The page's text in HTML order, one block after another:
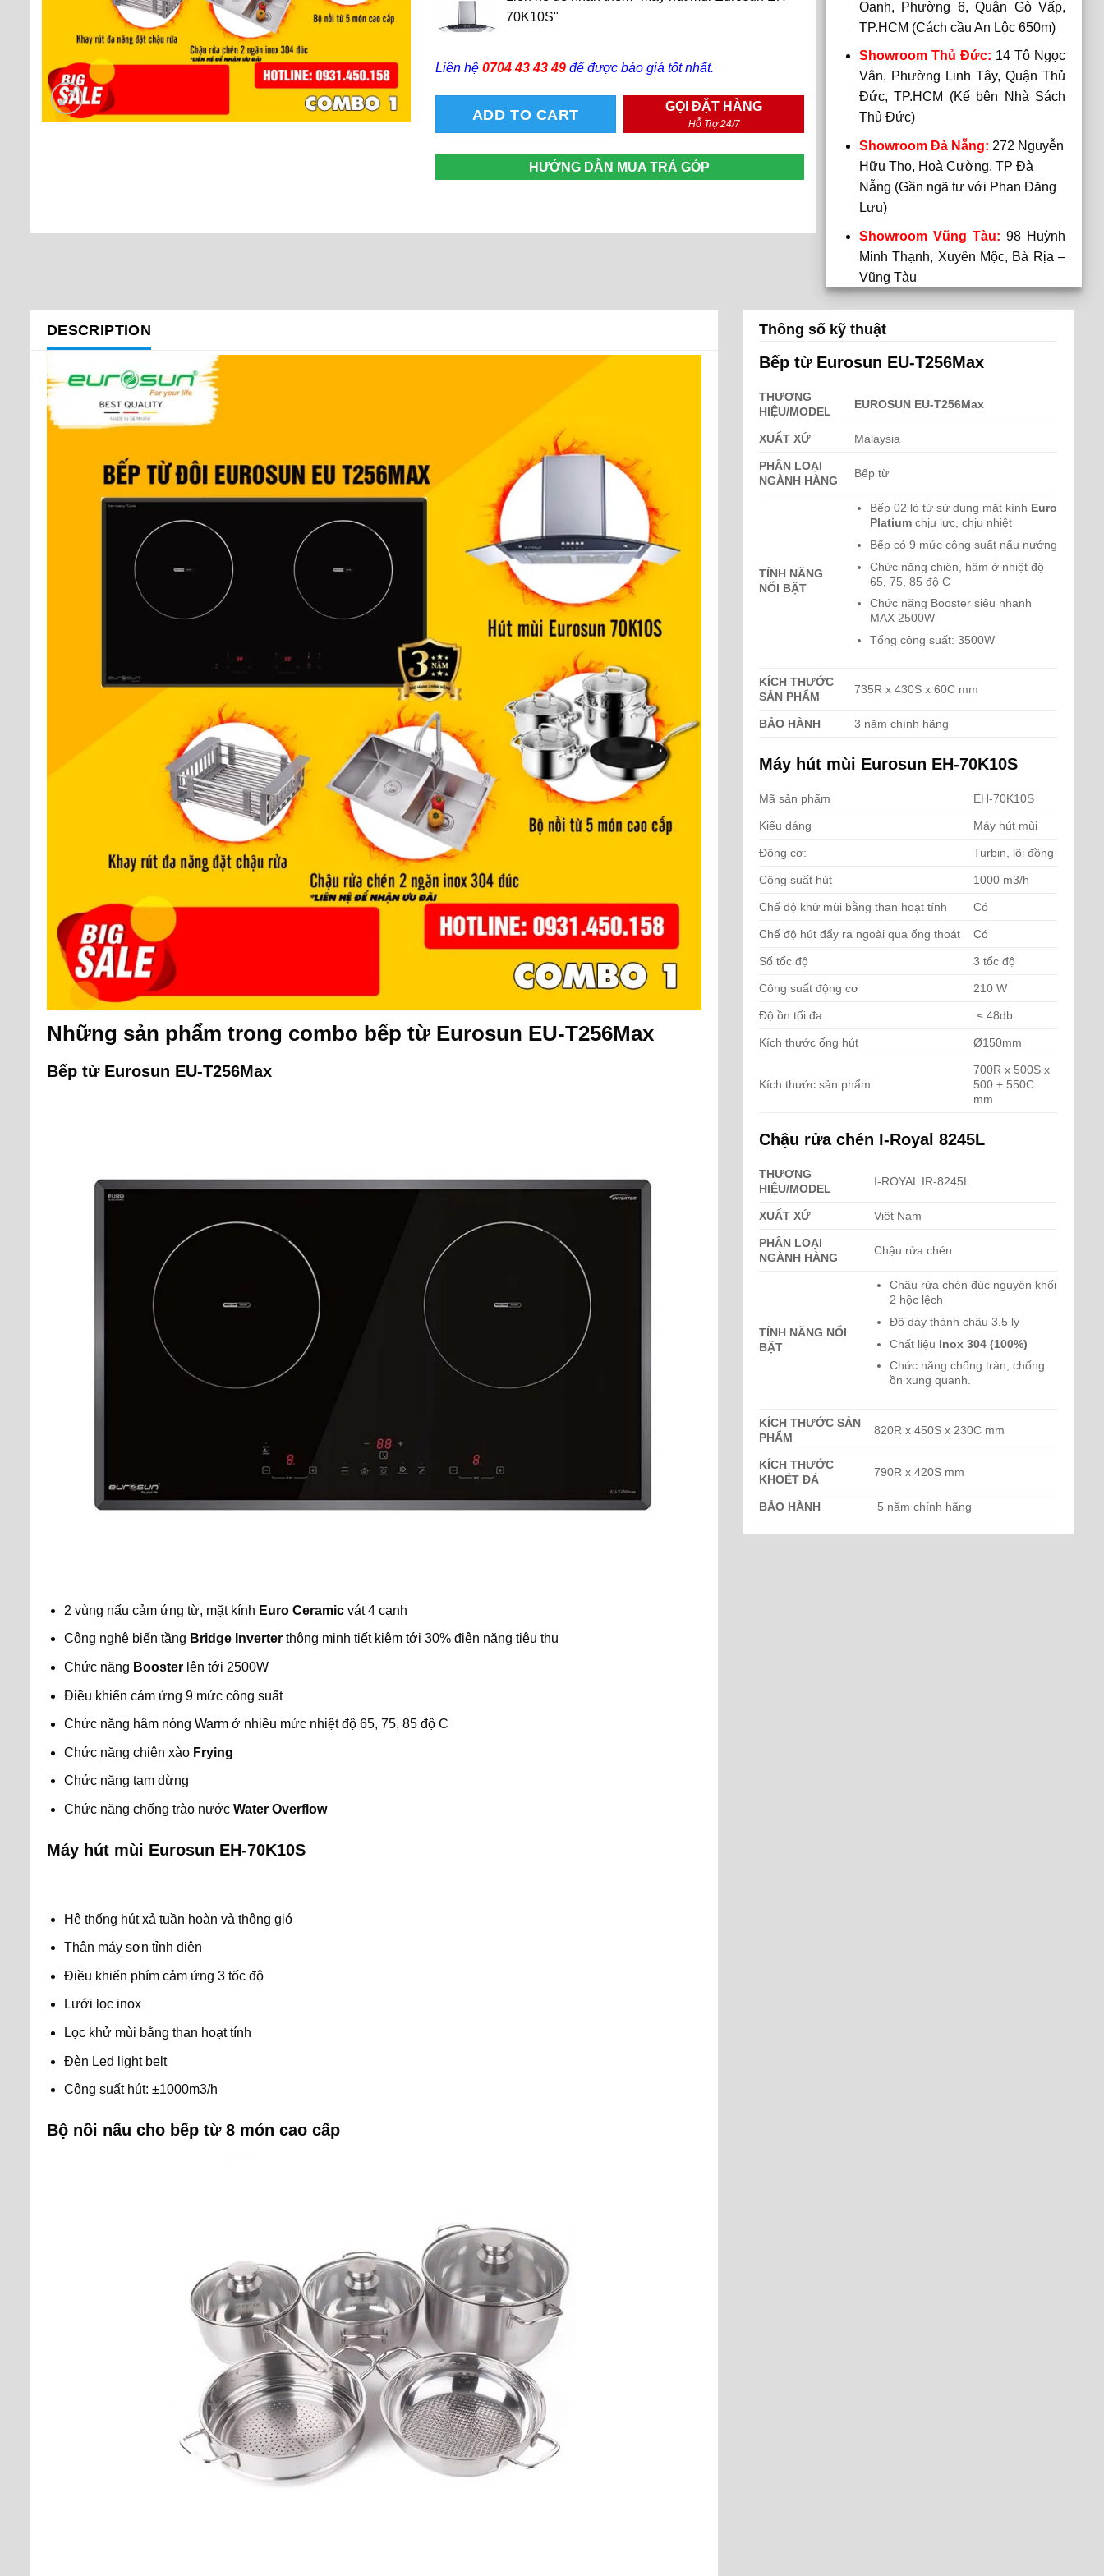
70K10S"
Liên hệ 0704 43 43 49 để được báo giá tốt nhất.
ADD TO CART GỌI ĐẶT HÀNG
Hỗ Trợ 24/7
HƯỚNG DẪN MUA TRẢ GÓP
Oanh, Phường 6, Quận Gò Vấp,
TP.HCM (Cách cầu An Lộc 650m)
Showroom Thủ Đức: 14 Tô Ngọc
Vân, Phường Linh Tây, Quận Thủ
Đức, TP.HCM (Kế bên Nhà Sách
Thủ Đức)
Showroom Đà Nẵng: 272 Nguyễn
Hữu Thọ, Hoà Cường, TP Đà
Nẵng (Gần ngã tư với Phan Đăng
Lưu)
Showroom Vũng Tàu:98 Huỳnh
Minh Thạnh, Xuyên Mộc, Bà Rịa –
Vũng Tàu
DESCRIPTION
Những sản phẩm trong combo bếp từ Eurosun EU-T256Max
Bếp từ Eurosun EU-T256Max
2 vùng nấu cảm ứng từ, mặt kính Euro Ceramicvát 4 cạnh
Công nghệ biến tầng Bridge Inverterthông minh tiết kiệm tới 30% điện năng tiêu thụ
Chức năng Boosterlên tới 2500W
Điều khiển cảm ứng 9 mức công suất
Chức năng hâm nóng Warm ở nhiều mức nhiệt độ 65, 75, 85 độ C
Chức năng chiên xào Frying
Chức năng tạm dừng
Chức năng chống trào nước Water Overflow
Máy hút mùi Eurosun EH-70K10S
Hệ thống hút xả tuần hoàn và thông gió
Thân máy sơn tỉnh điện
Điều khiển phím cảm ứng 3 tốc độ
Lưới lọc inox
Lọc khử mùi bằng than hoạt tính
Đèn Led light belt
Công suất hút: ±1000m3/h
Bộ nồi nấu cho bếp từ 8 món cao cấp
Thông số kỹ thuật
Bếp từ Eurosun EU-T256Max
THƯƠNG
HIỆU/MODEL
EUROSUN EU-T256Max
XUẤT XỨ Malaysia
PHÂN LOẠI
NGÀNH HÀNG
Bếp từ
TÍNH NĂNG
NỔI BẬT
Bếp 02 lò từ sử dụng mặt kính Euro
Platium chịu lực, chịu nhiệt
Bếp có 9 mức công suất nấu nướng
Chức năng chiên, hâm ở nhiệt độ
65, 75, 85 độ C
Chức năng Booster siêu nhanh
MAX 2500W
Tổng công suất: 3500W
KÍCH THƯỚC
SẢN PHẨM
735R x 430S x 60C mm
BẢO HÀNH 3 năm chính hãng
Máy hút mùi Eurosun EH-70K10S
Mã sản phẩm EH-70K10S
Kiểu dáng Máy hút mùi
Động cơ: Turbin, lõi đồng
Công suất hút 1000 m3/h
Chế độ khử mùi bằng than hoạt tính Có
Chế độ hút đẩy ra ngoài qua ống thoát Có
Số tốc độ 3 tốc độ
Công suất động cơ 210 W
Độ ồn tối đa ≤ 48db
Kích thước ống hút Ø150mm
Kích thước sản phẩm
700R x 500S x
500 + 550C
mm
Chậu rửa chén I-Royal 8245L
THƯƠNG
HIỆU/MODEL
I-ROYAL IR-8245L
XUẤT XỨ Việt Nam
PHÂN LOẠI
NGÀNH HÀNG
Chậu rửa chén
TÍNH NĂNG NỔI
BẬT
Chậu rửa chén đúc nguyên khối
2 hộc lệch
Độ dày thành chậu 3.5 ly
Chất liệu Inox 304 (100%)
Chức năng chống tràn, chống
ồn xung quanh.
KÍCH THƯỚC SẢN
PHẨM
820R x 450S x 230C mm
KÍCH THƯỚC
KHOÉT ĐÁ
790R x 420S mm
BẢO HÀNH 5 năm chính hãng